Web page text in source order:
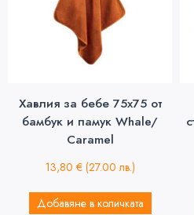
Хавлия за бебе 75х75 от
бамбук и памук Whale/
Caramel
13,80 € (27.00 лв.)
Добавяне в количката